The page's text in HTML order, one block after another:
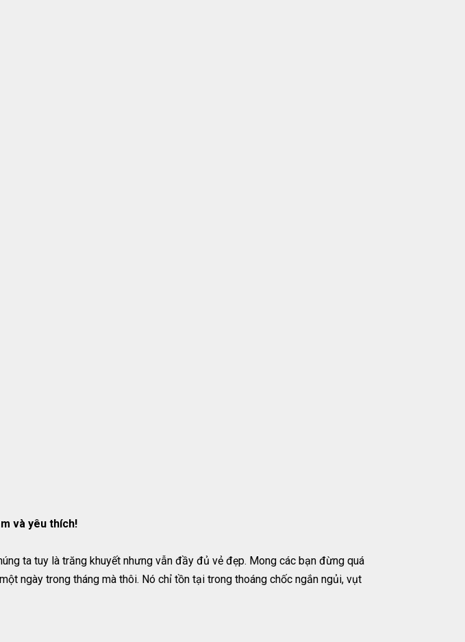
và yêu thích!
ta tuy là trăng khuyết nhưng vẫn đầy đủ vẻ đẹp. Mong các bạn đừng quá
ngày trong tháng mà thôi. Nó chỉ tồn tại trong thoáng chốc ngắn ngủi, vụt